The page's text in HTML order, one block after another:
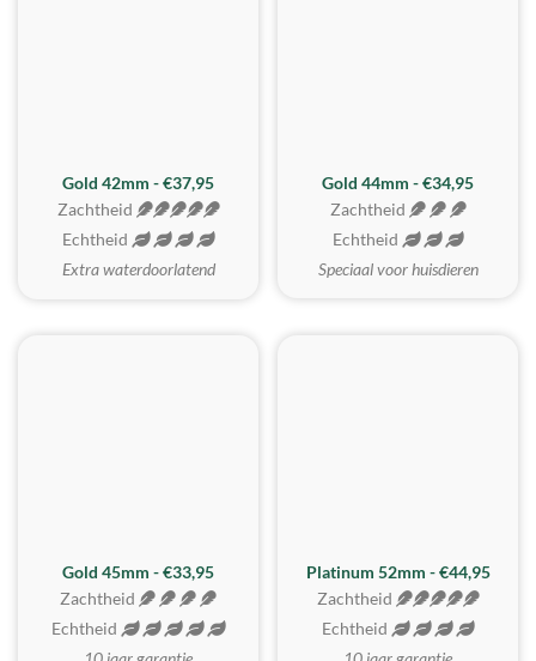
ZACHTSTE
Gold 42mm - €37,95
Zachtheid
Echtheid
Extra waterdoorlatend
Gold 44mm - €34,95
Zachtheid
Echtheid
Speciaal voor huisdieren
REALISTISCH
Gold 45mm - €33,95
Zachtheid
Echtheid
ZACHTSTE
Platinum 52mm - €44,95
Zachtheid
Echtheid